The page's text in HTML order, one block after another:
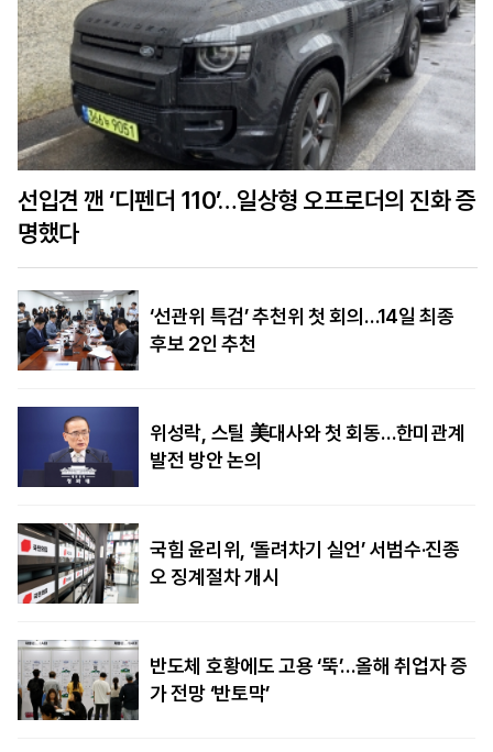
선입견 깬 ‘디펜더 110’…일상형 오프로더의 진화 증
명했다
‘선관위 특검’ 추천위 첫 회의…14일 최종
후보 2인 추천
위성락, 스틸 美대사와 첫 회동…한미관계
발전 방안 논의
국힘 윤리위, ‘돌려차기 실언’ 서범수·진종
오 징계절차 개시
반도체 호황에도 고용 ‘뚝’…올해 취업자 증
가 전망 ‘반토막’